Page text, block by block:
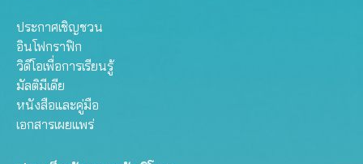
ประกาศเชิญชวน
อินโฟกราฟิก
วิดีโอเพื่อการเรียนรู้
มัลติมีเดีย
หนังสือและคู่มือ
เอกสารเผยแพร่